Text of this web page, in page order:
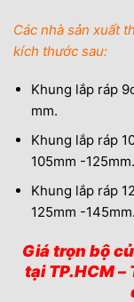
Các nhà sản xuất
kích thước sau:
Khung lắp ráp
mm.
Khung lắp ráp
105mm -125mm.
Khung lắp ráp
125mm -145mm.
Giá trọn bộ
tại TP.HCM